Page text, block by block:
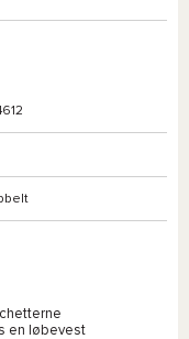
en løbevest